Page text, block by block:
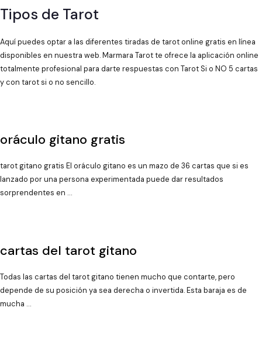
Tipos de Tarot
Aquí puedes optar a las diferentes tiradas de tarot online gratis en línea
disponibles en nuestra web. Marmara Tarot te ofrece la aplicación online
totalmente profesional para darte respuestas con Tarot Si o NO 5 cartas
y con tarot si o no sencillo.
oráculo gitano gratis
tarot gitano gratis El oráculo gitano es un mazo de 36 cartas que si es
lanzado por una persona experimentada puede dar resultados
sorprendentes en …
cartas del tarot gitano
Todas las cartas del tarot gitano tienen mucho que contarte, pero
depende de su posición ya sea derecha o invertida. Esta baraja es de
mucha …